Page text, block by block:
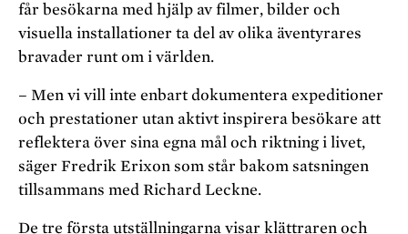
får besökarna med hjälp av filmer, bilder och
visuella installationer ta del av olika äventyrares
bravader runt om i världen.
– Men vi vill inte enbart dokumentera expeditioner
och prestationer utan aktivt inspirera besökare att
reflektera över sina egna mål och riktning i livet,
säger Fredrik Erixon som står bakom satsningen
tillsammans med Richard Leckne.
De tre första utställningarna visar klättraren och